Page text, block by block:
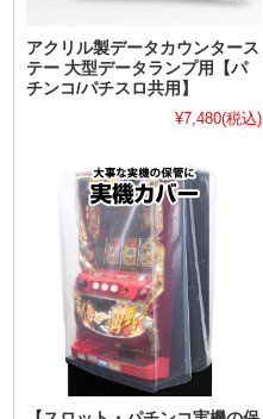
アクリル製データカウンタース
テー 大型データランプ用【パ
チンコ/パチスロ共用】
¥7,480(税込)